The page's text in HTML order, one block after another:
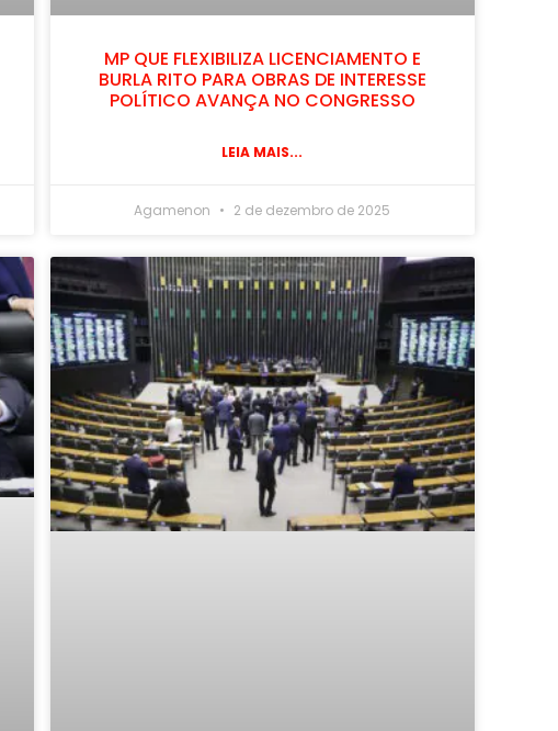
MP QUE FLEXIBILIZA LICENCIAMENTO E
BURLA RITO PARA OBRAS DE INTERESSE
POLÍTICO AVANÇA NO CONGRESSO
LEIA MAIS...
Agamenon 2 de dezembro de 2025